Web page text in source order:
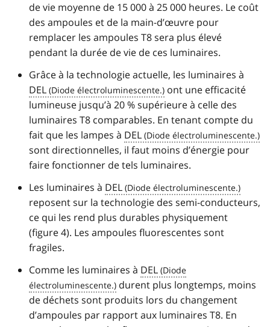
de vie moyenne de 15 000 à 25 000 heures. Le coût
des ampoules et de la main-d’œuvre pour
remplacer les ampoules T8 sera plus élevé
pendant la durée de vie de ces luminaires.
Grâce à la technologie actuelle, les luminaires à
DEL
ont une efficacité
lumineuse jusqu’à 20 % supérieure à celle des
luminaires T8 comparables. En tenant compte du
fait que les lampes à DEL
sont directionnelles, il faut moins d’énergie pour
faire fonctionner de tels luminaires.
Les luminaires à DEL
reposent sur la technologie des semi-conducteurs,
ce qui les rend plus durables physiquement
(figure 4). Les ampoules fluorescentes sont
fragiles.
Comme les luminaires à DEL
durent plus longtemps, moins
de déchets sont produits lors du changement
d’ampoules par rapport aux luminaires T8. En